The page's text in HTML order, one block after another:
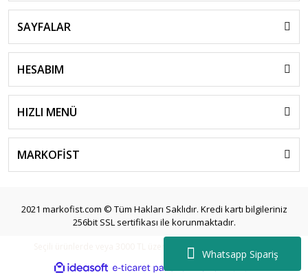
Whatsapp Sipariş
SAYFALAR
HESABIM
HIZLI MENÜ
MARKOFİST
2021 markofist.com © Tüm Hakları Saklıdır. Kredi kartı bilgileriniz
256bit SSL sertifikası ile korunmaktadır.
Seçili ürünlerde veya 3000 TL üzeri siparişlerde ücretsiz kargo.
ideasoft